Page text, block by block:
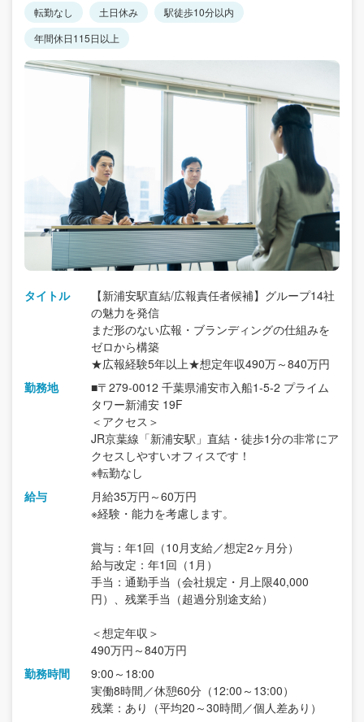
転勤なし 土日休み
駅徒歩10分以内
年間休日115日以上
タイトル
【新浦安駅直結/広報責任者候補】グループ14社
の魅力を発信
まだ形のない広報・ブランディングの仕組みを
ゼロから構築
★広報経験5年以上★想定年収490万～840万円
勤務地
■〒279-0012 千葉県浦安市入船1-5-2 プライム
タワー新浦安 19F
＜アクセス＞
JR京葉線「新浦安駅」直結・徒歩1分の非常にア
クセスしやすいオフィスです！
※転勤なし
給与
月給35万円～60万円
※経験・能力を考慮します。
賞与：年1回（10月支給／想定2ヶ月分）
給与改定：年1回（1月）
手当：通勤手当（会社規定・月上限40,000
円）、残業手当（超過分別途支給）
＜想定年収＞
490万円～840万円
勤務時間
9:00～18:00
実働8時間／休憩60分（12:00～13:00）
残業：あり（平均20～30時間／個人差あり）